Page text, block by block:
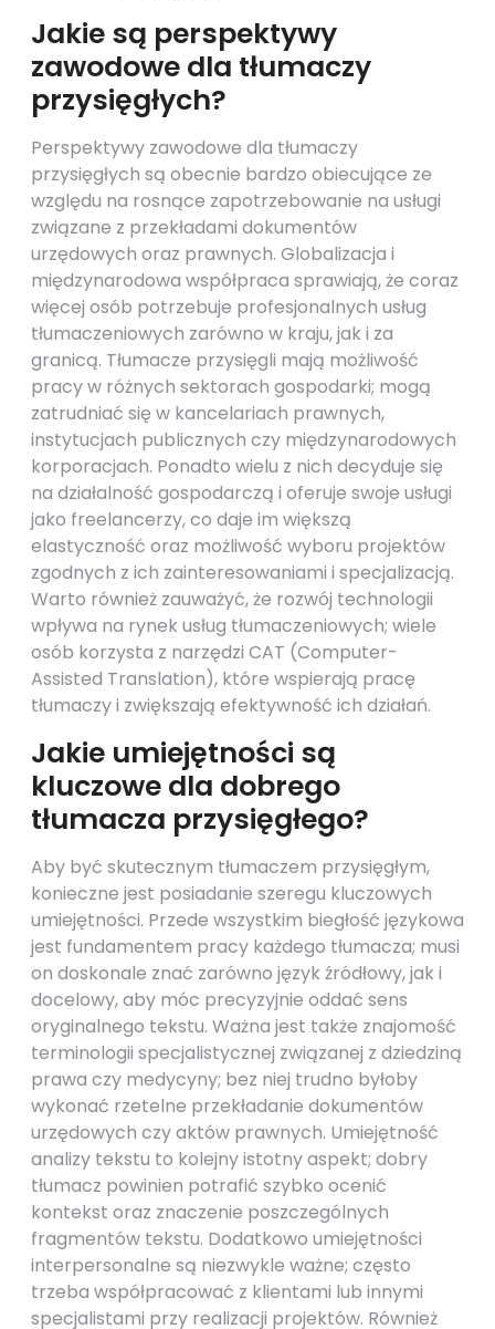
Jakie są perspektywy
zawodowe dla tłumaczy
przysięgłych?
Perspektywy zawodowe dla tłumaczy
przysięgłych są obecnie bardzo obiecujące ze
względu na rosnące zapotrzebowanie na usługi
związane z przekładami dokumentów
urzędowych oraz prawnych. Globalizacja i
międzynarodowa współpraca sprawiają, że coraz
więcej osób potrzebuje profesjonalnych usług
tłumaczeniowych zarówno w kraju, jak i za
granicą. Tłumacze przysięgli mają możliwość
pracy w różnych sektorach gospodarki; mogą
zatrudniać się w kancelariach prawnych,
instytucjach publicznych czy międzynarodowych
korporacjach. Ponadto wielu z nich decyduje się
na działalność gospodarczą i oferuje swoje usługi
jako freelancerzy, co daje im większą
elastyczność oraz możliwość wyboru projektów
zgodnych z ich zainteresowaniami i specjalizacją.
Warto również zauważyć, że rozwój technologii
wpływa na rynek usług tłumaczeniowych; wiele
osób korzysta z narzędzi CAT (Computer-
Assisted Translation), które wspierają pracę
tłumaczy i zwiększają efektywność ich działań.
Jakie umiejętności są
kluczowe dla dobrego
tłumacza przysięgłego?
Aby być skutecznym tłumaczem przysięgłym,
konieczne jest posiadanie szeregu kluczowych
umiejętności. Przede wszystkim biegłość językowa
jest fundamentem pracy każdego tłumacza; musi
on doskonale znać zarówno język źródłowy, jak i
docelowy, aby móc precyzyjnie oddać sens
oryginalnego tekstu. Ważna jest także znajomość
terminologii specjalistycznej związanej z dziedziną
prawa czy medycyny; bez niej trudno byłoby
wykonać rzetelne przekładanie dokumentów
urzędowych czy aktów prawnych. Umiejętność
analizy tekstu to kolejny istotny aspekt; dobry
tłumacz powinien potrafić szybko ocenić
kontekst oraz znaczenie poszczególnych
fragmentów tekstu. Dodatkowo umiejętności
interpersonalne są niezwykle ważne; często
trzeba współpracować z klientami lub innymi
specjalistami przy realizacji projektów. Również